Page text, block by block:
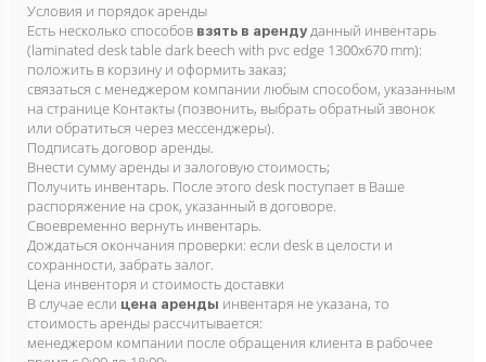
Условия и порядок аренды
Есть несколько способов взять в аренду данный инвентарь
(laminated desk table dark beech with pvc edge 1300x670 mm):
положить в корзину и оформить заказ;
связаться с менеджером компании любым способом, указанным
на странице Контакты (позвонить, выбрать обратный звонок
или обратиться через мессенджеры).
Подписать договор аренды.
Внести сумму аренды и залоговую стоимость;
Получить инвентарь. После этого desk поступает в Ваше
распоряжение на срок, указанный в договоре.
Своевременно вернуть инвентарь.
Дождаться окончания проверки: если desk в целости и
сохранности, забрать залог.
Цена инвенторя и стоимость доставки
В случае если цена аренды инвентаря не указана, то
стоимость аренды рассчитывается:
менеджером компании после обращения клиента в рабочее